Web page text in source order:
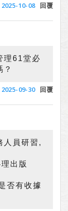
2025-10-08 回覆
理61堂必
2025-09-30 回覆
人員研習,
出版
否有收據